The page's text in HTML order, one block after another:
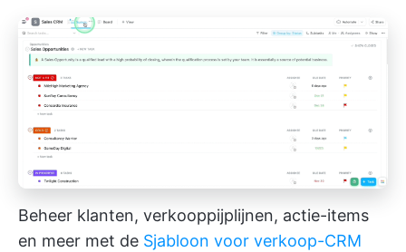
Beheer klanten, verkooppijplijnen, actie-items
en meer met de Sjabloon voor verkoop-CRM